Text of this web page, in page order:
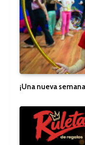
¡Una nueva